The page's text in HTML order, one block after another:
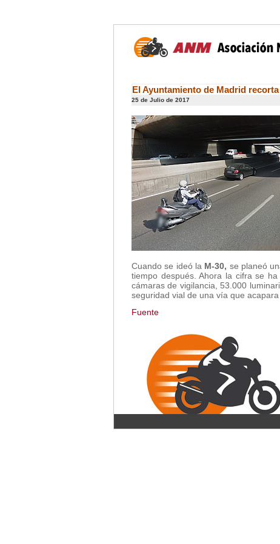
El Ayuntamiento de Madrid
25 de Julio de 2017
Cuando se ideó la M-30, se planeó
tiempo después. Ahora la cifra se
cámaras de vigilancia, 53.000
seguridad vial de una vía que
Fuente